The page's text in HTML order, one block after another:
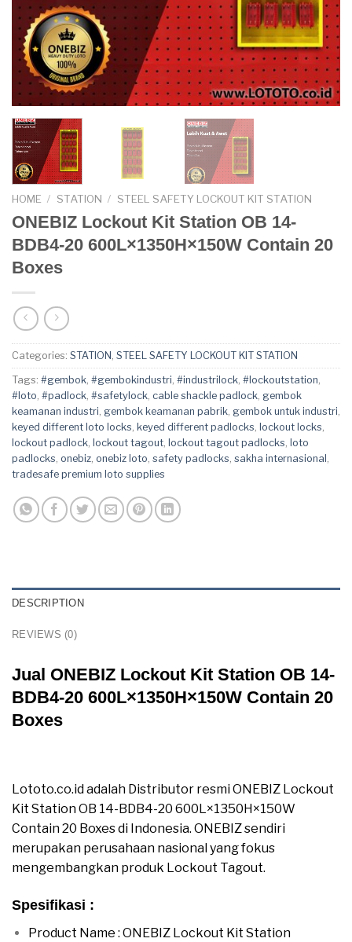
HOME / STATION / STEEL SAFETY LOCKOUT KIT STATION
ONEBIZ Lockout Kit Station OB 14-
BDB4-20 600L×1350H×150W Contain 20
Boxes
Categories: STATION , STEEL SAFETY LOCKOUT KIT STATION
Tags: #gembok, #gembokindustri, #industrilock, #lockoutstation,
#loto, #padlock, #safetylock, cable shackle padlock, gembok
keamanan industri, gembok keamanan pabrik, gembok untuk industri,
keyed different loto locks, keyed different padlocks, lockout locks,
lockout padlock, lockout tagout, lockout tagout padlocks, loto
padlocks, onebiz, onebiz loto, safety padlocks, sakha internasional ,
tradesafe premium loto supplies
DESCRIPTION
REVIEWS (0)
Jual ONEBIZ Lockout Kit Station OB 14-
BDB4-20 600L×1350H×150W Contain 20
Boxes
Lototo.co.id adalah Distributor resmi ONEBIZ Lockout
Kit Station OB 14-BDB4-20 600L×1350H×150W
Contain 20 Boxes di Indonesia. ONEBIZ sendiri
merupakan perusahaan nasional yang fokus
mengembangkan produk Lockout Tagout.
Spesifikasi :
Product Name : ONEBIZ Lockout Kit Station